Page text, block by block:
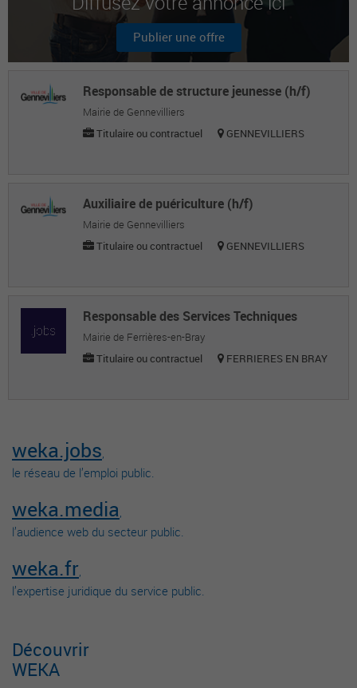
Agente de police municipale
Angèle M.
Agente de police municipale
Publier une offre
Responsable de structure jeunesse (h/f)
Mairie de Gennevilliers
Titulaire ou contractuel
GENNEVILLIERS
Auxiliaire de puériculture (h/f)
Mairie de Gennevilliers
Titulaire ou contractuel
GENNEVILLIERS
Responsable des Services Techniques
Mairie de Ferrières-en-Bray
Titulaire ou contractuel
FERRIERES EN BRAY
weka.jobs,
le réseau de l’emploi public.
weka.media,
l’audience web du secteur public.
weka.fr,
l’expertise juridique du service public.
Découvrir
WEKA